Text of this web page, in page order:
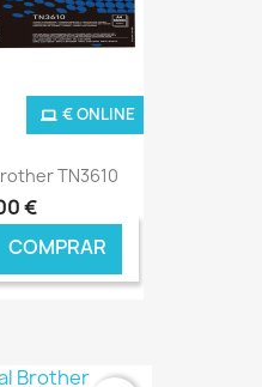
TN3610
€
COMPRAR
€ ONLINE